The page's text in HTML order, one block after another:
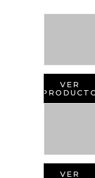
VER
PRODUCTO
VER